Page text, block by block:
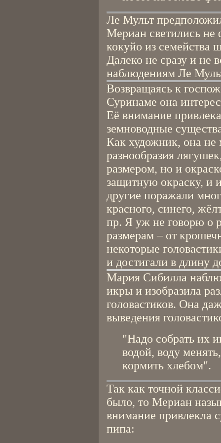
Ле Мульт
Мериан светились
кокуйо из семейства
Далеко не сразу и не
наблюдениям Ле
Возвращаясь к
Суринаме она
Её внимание
земноводные
Как художник, она
разнообразия
размером, но и
защитную окраску, и
другие поражали
красного, синего,
пр. Я уж не говорю о
размерам – от
некоторые
и достигали в длину
Мария Сибилла
икры и изобразила
головастиков. Она
выведения
"Надо собрать их
водой, воду
кормить хлебом".
Так как точной
было, то Мериан
внимание привлекла
пипа: